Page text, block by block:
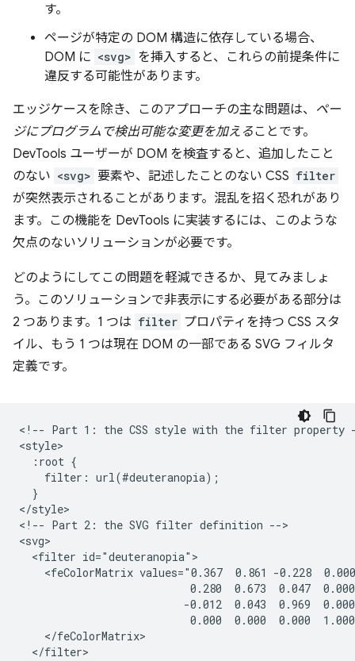
す。
ページが特定の DOM 構造に依存している場合、
DOM に <svg> を挿入すると、これらの前提条件に
違反する可能性があります。
エッジケースを除き、このアプローチの主な問題は、 ペー
ジにプログラムで検出可能な変更を加える ことです。
DevTools ユーザーが DOM を検査すると、追加したこと
のない <svg> 要素や、記述したことのない CSS filter
が突然表示されることがあります。混乱を招く恐れがあり
ます。この機能を DevTools に実装するには、このような
欠点のないソリューションが必要です。
どのようにしてこの問題を軽減できるか、見てみましょ
う。このソリューションで非表示にする必要がある部分は
2 つあります。1 つは filter プロパティを持つ CSS スタ
イル、もう 1 つは現在 DOM の一部である SVG フィルタ
定義です。
<!-- Part 1: the CSS style with the filter property
<style>
  :root {
    filter: url(#deuteranopia);
  }
</style>
<!-- Part 2: the SVG filter definition -->
<svg>
  <filter id="deuteranopia">
<feColorMatrix values="0.367  0.861 -0.228
0.280  0.673  0.047
-0.012  0.043  0.969
0.000  0.000  0.000
    </feColorMatrix>
  </filter>